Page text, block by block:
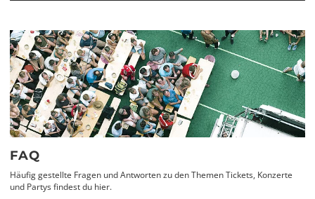
FAQ
Häufig gestellte Fragen und Antworten zu den Themen Tickets, Konzerte
und Partys findest du hier.